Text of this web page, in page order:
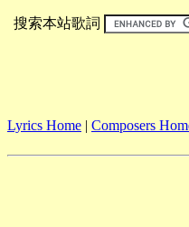
搜索本站歌詞
Lyrics Home | Composers